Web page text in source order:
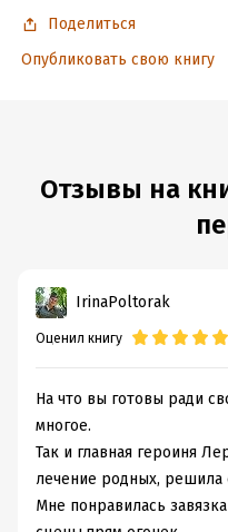
Поделиться
Опубликовать свою книгу
Отзывы на
IrinaPoltorak
Оценил книгу
На что вы готовы ради
многое.
Так и главная героиня
лечение родных, решила
Мне понравилась